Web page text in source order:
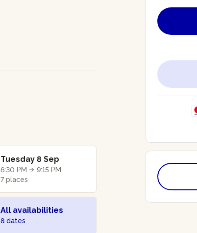
Tuesday 8 Sep
6:30 PM
9:15 PM
7 places
All availabilities
8 dates